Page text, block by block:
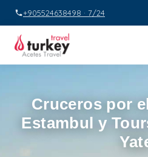
+905524638498 · 7/24
Cruceros por
Estambul y